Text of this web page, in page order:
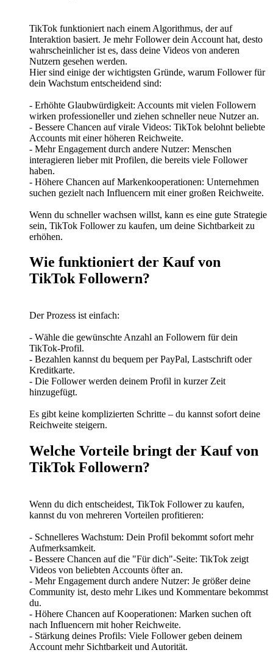
TikTok funktioniert nach einem Algorithmus, der auf
Interaktion basiert. Je mehr Follower dein Account hat, desto
wahrscheinlicher ist es, dass deine Videos von anderen
Nutzern gesehen werden.
Hier sind einige der wichtigsten Gründe, warum Follower für
dein Wachstum entscheidend sind:
- Erhöhte Glaubwürdigkeit: Accounts mit vielen Followern
wirken professioneller und ziehen schneller neue Nutzer an.
- Bessere Chancen auf virale Videos: TikTok belohnt beliebte
Accounts mit einer höheren Reichweite.
- Mehr Engagement durch andere Nutzer: Menschen
interagieren lieber mit Profilen, die bereits viele Follower
haben.
- Höhere Chancen auf Markenkooperationen: Unternehmen
suchen gezielt nach Influencern mit einer großen Reichweite.
Wenn du schneller wachsen willst, kann es eine gute Strategie
sein, TikTok Follower zu kaufen, um deine Sichtbarkeit zu
erhöhen.
Wie funktioniert der Kauf von
TikTok Followern?
Der Prozess ist einfach:
- Wähle die gewünschte Anzahl an Followern für dein
TikTok-Profil.
- Bezahlen kannst du bequem per PayPal, Lastschrift oder
Kreditkarte.
- Die Follower werden deinem Profil in kurzer Zeit
hinzugefügt.
Es gibt keine komplizierten Schritte – du kannst sofort deine
Reichweite steigern.
Welche Vorteile bringt der Kauf von
TikTok Followern?
Wenn du dich entscheidest, TikTok Follower zu kaufen,
kannst du von mehreren Vorteilen profitieren:
- Schnelleres Wachstum: Dein Profil bekommt sofort mehr
Aufmerksamkeit.
- Bessere Chancen auf die "Für dich"-Seite: TikTok zeigt
Videos von beliebten Accounts öfter an.
- Mehr Engagement durch andere Nutzer: Je größer deine
Community ist, desto mehr Likes und Kommentare bekommst
du.
- Höhere Chancen auf Kooperationen: Marken suchen oft
nach Influencern mit hoher Reichweite.
- Stärkung deines Profils: Viele Follower geben deinem
Account mehr Sichtbarkeit und Autorität.